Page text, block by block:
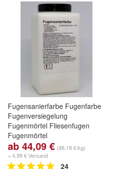
Fugensanierfarbe Fugenfarbe
Fugenversiegelung
Fugenmörtel Fliesenfugen
Fugenmörtel
ab 44,09 € (88,18 €/kg)
+ 4,99 € Versand
24